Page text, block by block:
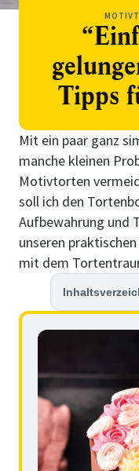
Tipps
Mit ein paar ganz
manche kleinen
Motivtorten
soll ich den
Aufbewahrung und
unseren
mit dem